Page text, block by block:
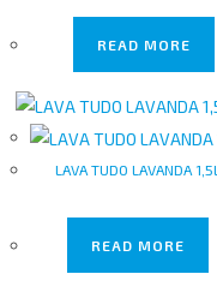
READ MORE
LAVA TUDO LAVANDA 1,5L
READ MORE